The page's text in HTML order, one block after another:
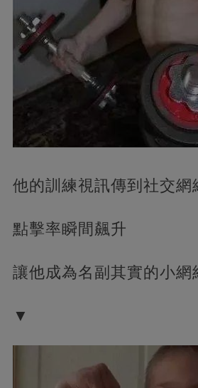
他的訓練視訊傳到社交網
點擊率瞬間飆升
讓他成為名副其實的小網
▼